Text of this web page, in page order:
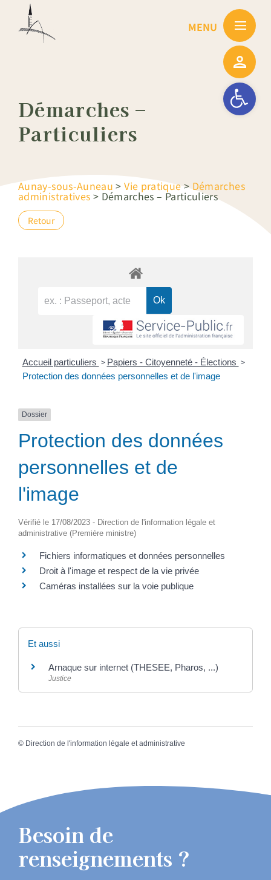
Ouvrir la
Démarches –
Particuliers
Aunay-sous-Auneau >Vie pratique>Démarches
administratives > Démarches – Particuliers
Retour
Accueil particuliers > Papiers - Citoyenneté - Élections >
Protection des données personnelles et de l'image
Dossier
Protection des données
personnelles et de
l'image
Vérifié le 17/08/2023 - Direction de l'information légale et
administrative (Première ministre)
Fichiers informatiques et données personnelles
Droit à l'image et respect de la vie privée
Caméras installées sur la voie publique
Et aussi
Arnaque sur internet (THESEE, Pharos, ...)
Justice
© Direction de l'information légale et administrative
Besoin de
renseignements ?